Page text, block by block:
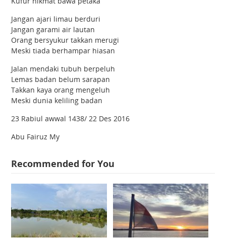
Jangan ajari limau berduri
Jangan garami air lautan
Orang bersyukur takkan merugi
Meski tiada berhampar hiasan
Jalan mendaki tubuh berpeluh
Lemas badan belum sarapan
Takkan kaya orang mengeluh
Meski dunia keliling badan
23 Rabiul awwal 1438/ 22 Des 2016
Abu Fairuz My
Recommended for You